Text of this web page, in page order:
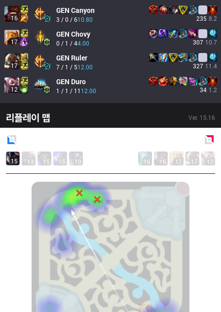
16
GEN Canyon
3 / 0 / 610.80 235 8.2
17
GEN Chovy
0 / 1 / 44.00 307 10.7
17
GEN Ruler
7 / 1 / 512.00 327 11.4
12
GEN Duro
1 / 1 / 11 12.00 34 1.2
리플레이 맵 Ver. 15.16
15 13 15 15 10 16 16 17 17 12